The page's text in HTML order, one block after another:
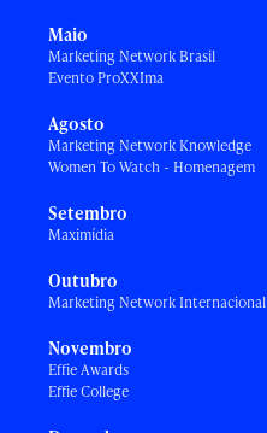
Maio
Marketing Network Brasil
Evento ProXXIma
Agosto
Marketing Network Knowledge
Women To Watch - Homenagem
Setembro
Maximídia
Outubro
Marketing Network Internacional
Novembro
Effie Awards
Effie College